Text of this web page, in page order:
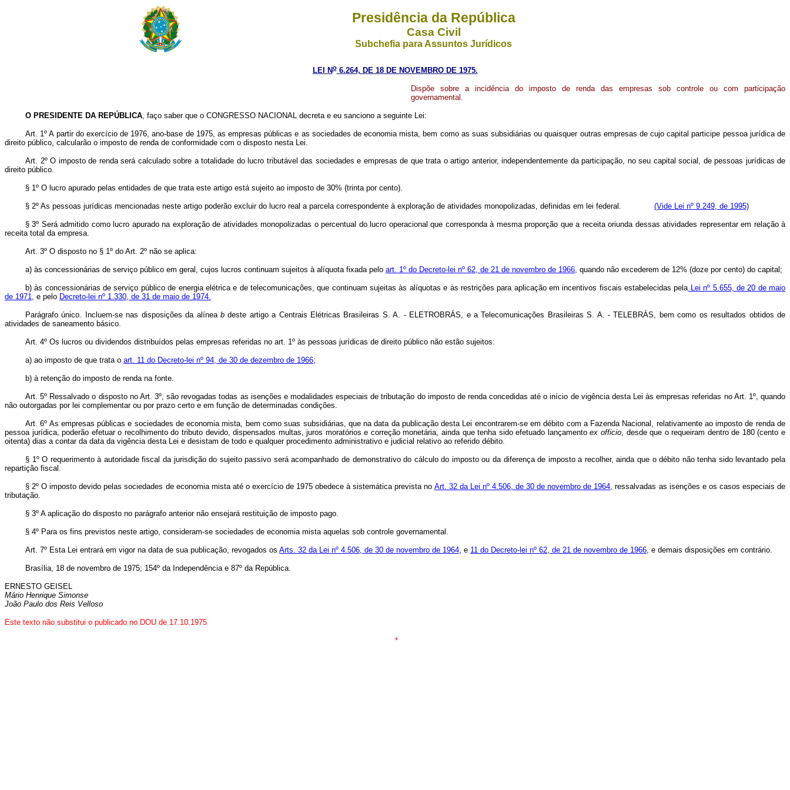
Presidência da República
Casa Civil
Subchefia para Assuntos Jurídicos
LEI No6.264, DE 18 DE NOVEMBRO DE 1975.
Dispõe sobre a incidência do imposto de renda das empresas sob controle ou com participação
governamental.
O PRESIDENTE DA REPÚBLICA, faço saber que o CONGRESSO NACIONAL decreta e eu sanciono a seguinte Lei:
Art. 1º A partir do exercício de 1976, ano-base de 1975, as empresas públicas e as sociedades de economia mista, bem como as suas subsidiárias ou quaisquer outras empresas de cujo capital participe pessoa jurídica de
direito público, calcularão o imposto de renda de conformidade com o disposto nesta Lei.
Art. 2º O imposto de renda será calculado sobre a totalidade do lucro tributável das sociedades e empresas de que trata o artigo anterior, independentemente da participação, no seu capital social, de pessoas jurídicas de
direito público.
§ 1º O lucro apurado pelas entidades de que trata este artigo está sujeito ao imposto de 30% (trinta por cento).
§ 2º As pessoas jurídicas mencionadas neste artigo poderão excluir do lucro real a parcela correspondente à exploração de atividades monopolizadas, definidas em lei federal. (Vide Lei nº 9.249, de 1995)
§ 3º Será admitido como lucro apurado na exploração de atividades monopolizadas o percentual do lucro operacional que corresponda à mesma proporção que a receita oriunda dessas atividades representar em relação à
receita total da empresa.
Art. 3º O disposto no § 1º do Art. 2º não se aplica:
a) às concessionárias de serviço público em geral, cujos lucros continuam sujeitos à alíquota fixada pelo art. 1º do Decreto-lei nº 62, de 21 de novembro de 1966, quando não excederem de 12% (doze por cento) do capital;
b) às concessionárias de serviço público de energia elétrica e de telecomunicações, que continuam sujeitas às alíquotas e às restrições para aplicação em incentivos fiscais estabelecidas pelaLei nº 5.655, de 20 de maio
de 1971, e pelo Decreto-lei nº 1.330, de 31 de maio de 1974.
Parágrafo único. Incluem-se nas disposições da alínea bdeste artigo a Centrais Elétricas Brasileiras S. A. - ELETROBRÁS, e a Telecomunicações Brasileiras S. A. - TELEBRÁS, bem como os resultados obtidos de
atividades de saneamento básico.
Art. 4º Os lucros ou dividendos distribuídos pelas empresas referidas no art. 1º às pessoas jurídicas de direito público não estão sujeitos:
a) ao imposto de que trata o art. 11 do Decreto-lei nº 94, de 30 de dezembro de 1966;
b) à retenção do imposto de renda na fonte.
Art. 5º Ressalvado o disposto no Art. 3º, são revogadas todas as isenções e modalidades especiais de tributação do imposto de renda concedidas até o início de vigência desta Lei às empresas referidas no Art. 1º, quando
não outorgadas por lei complementar ou por prazo certo e em função de determinadas condições.
Art. 6º As empresas públicas e sociedades de economia mista, bem como suas subsidiárias, que na data da publicação desta Lei encontrarem-se em débito com a Fazenda Nacional, relativamente ao imposto de renda de
pessoa jurídica, poderão efetuar o recolhimento do tributo devido, dispensados multas, juros moratórios e correção monetária, ainda que tenha sido efetuado lançamentoex officio, desde que o requeiram dentro de 180 (cento e
oitenta) dias a contar da data da vigência desta Lei e desistam de todo e qualquer procedimento administrativo e judicial relativo ao referido débito.
§ 1º O requerimento à autoridade fiscal da jurisdição do sujeito passivo será acompanhado de demonstrativo do cálculo do imposto ou da diferença de imposto a recolher, ainda que o débito não tenha sido levantado pela
repartição fiscal.
§ 2º O imposto devido pelas sociedades de economia mista até o exercício de 1975 obedece à sistemática prevista no Art. 32 da Lei nº 4.506, de 30 de novembro de 1964, ressalvadas as isenções e os casos especiais de
tributação.
§ 3º A aplicação do disposto no parágrafo anterior não ensejará restituição de imposto pago.
§ 4º Para os fins previstos neste artigo, consideram-se sociedades de economia mista aquelas sob controle governamental.
Art. 7º Esta Lei entrará em vigor na data de sua publicação, revogados os Arts. 32 da Lei nº 4.506, de 30 de novembro de 1964, e 11 do Decreto-lei nº 62, de 21 de novembro de 1966, e demais disposições em contrário.
Brasília, 18 de novembro de 1975; 154º da Independência e 87º da República.
ERNESTO GEISEL
Mário Henrique Simonse
João Paulo dos Reis Velloso
Este texto não substitui o publicado no DOU de 17.10.1975
*